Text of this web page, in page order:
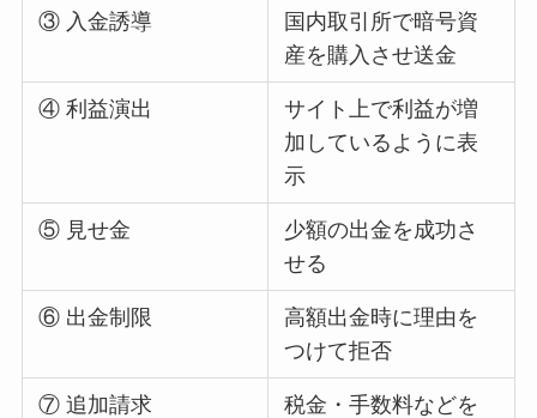
③ 入金誘導
国内取引所で暗号資
産を購入させ送金
④ 利益演出
サイト上で利益が増
加しているように表
示
⑤ 見せ金
少額の出金を成功さ
せる
⑥ 出金制限
高額出金時に理由を
つけて拒否
⑦ 追加請求
税金・手数料などを